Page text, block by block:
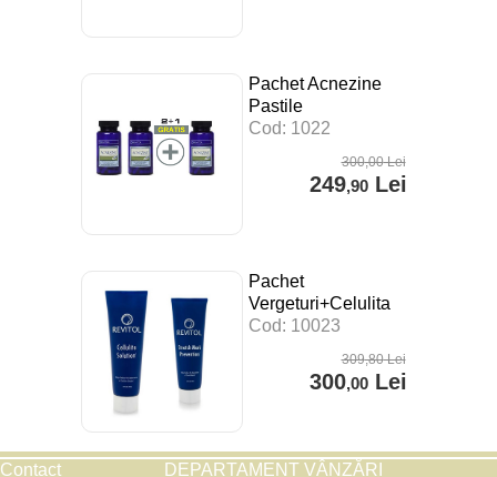
Pachet Acnezine
Pastile
Cod: 1022
300,00Lei
249,90Lei
Pachet
Vergeturi+Celulita
Cod: 10023
309,80Lei
300,00Lei
Contact DEPARTAMENT VÂNZĂRI